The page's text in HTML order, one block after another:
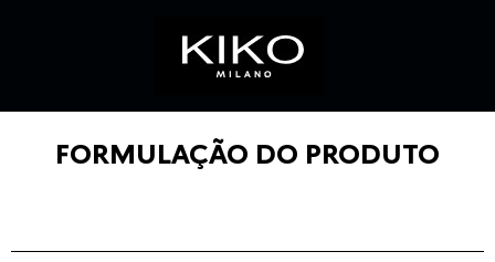
FORMULAÇÃO DO PRODUTO